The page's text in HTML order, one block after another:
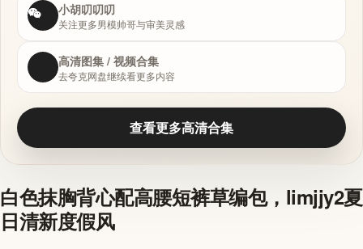
小胡叨叨叨
关注更多男模帅哥与审美灵感
高清图集 / 视频合集
去夸克网盘继续看更多内容
查看更多高清合集
白色抹胸背心配高腰短裤草编包，limjjy2夏
日清新度假风